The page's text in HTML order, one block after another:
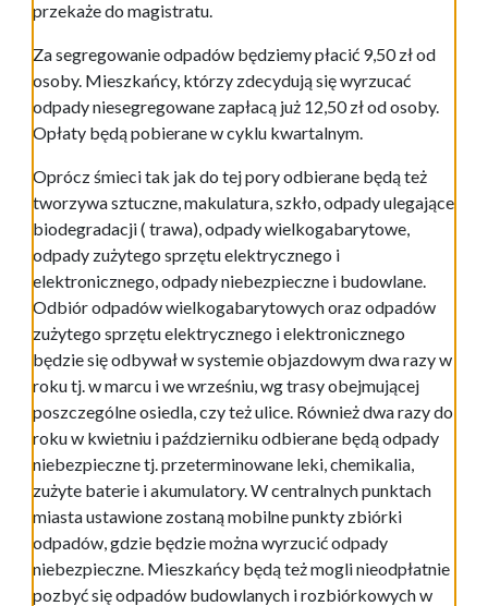
przekaże do magistratu.
Za segregowanie odpadów będziemy płacić 9,50 zł od
osoby. Mieszkańcy, którzy zdecydują się wyrzucać
odpady niesegregowane zapłacą już 12,50 zł od osoby.
Opłaty będą pobierane w cyklu kwartalnym.
Oprócz śmieci tak jak do tej pory odbierane będą też
tworzywa sztuczne, makulatura, szkło, odpady ulegające
biodegradacji ( trawa), odpady wielkogabarytowe,
odpady zużytego sprzętu elektrycznego i
elektronicznego, odpady niebezpieczne i budowlane.
Odbiór odpadów wielkogabarytowych oraz odpadów
zużytego sprzętu elektrycznego i elektronicznego
będzie się odbywał w systemie objazdowym dwa razy w
roku tj. w marcu i we wrześniu, wg trasy obejmującej
poszczególne osiedla, czy też ulice. Również dwa razy do
roku w kwietniu i październiku odbierane będą odpady
niebezpieczne tj. przeterminowane leki, chemikalia,
zużyte baterie i akumulatory. W centralnych punktach
miasta ustawione zostaną mobilne punkty zbiórki
odpadów, gdzie będzie można wyrzucić odpady
niebezpieczne. Mieszkańcy będą też mogli nieodpłatnie
pozbyć się odpadów budowlanych i rozbiórkowych w